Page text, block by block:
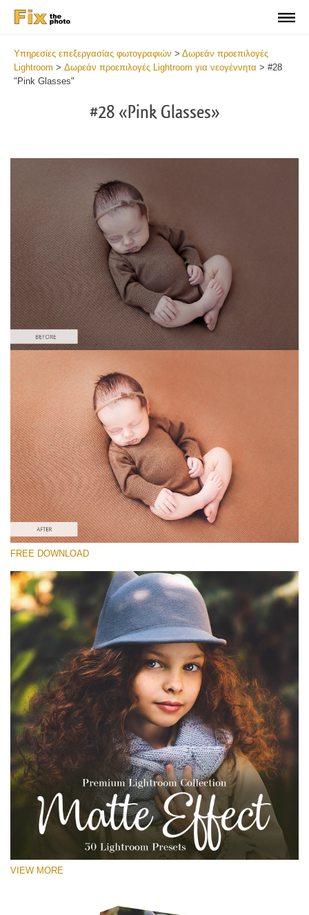
Υπηρεσίες επεξεργασίας φωτογραφιών > Δωρεάν προεπιλογές
Lightroom > Δωρεάν προεπιλογές Lightroom για νεογέννητα > #28
"Pink Glasses"
#28 «Pink Glasses»
Please select
Free Newborn Preset #28
Matte Effect
(30 Lr Presets)
Matte Complete
(130 Lr Presets)
Must-Have Collection
(1432 Lr Presets)
Free download
FREE DOWNLOAD
VIEW MORE